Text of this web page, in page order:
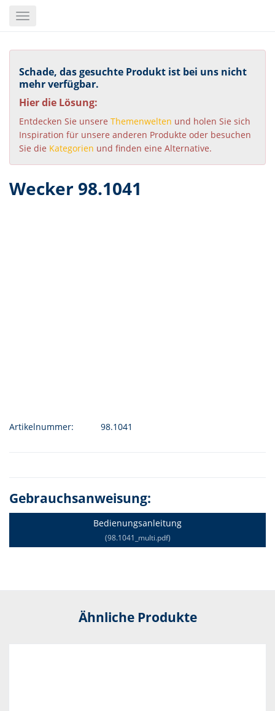
content
Toggle
Schade, das gesuchte Produkt ist bei uns nicht
mehr verfügbar.
Hier die Lösung:
Entdecken Sie unsere Themenwelten und holen Sie sich
Inspiration für unsere anderen Produkte oder besuchen
Sie die Kategorien und finden eine Alternative.
Wecker 98.1041
Artikelnummer: 98.1041
Gebrauchsanweisung:
Bedienungsanleitung
(98.1041_multi.pdf)
Ähnliche Produkte